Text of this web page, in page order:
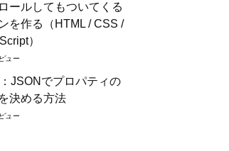
ールしてもついてくる
を作る（HTML / CSS /
）
ュー
JSONでプロパティの
決める方法
ュー